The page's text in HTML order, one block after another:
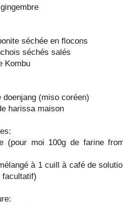
séchée en flocons
séchés salés
Kombu
doenjang (miso coréen)
harissa maison
(pour moi 100g de farine
à 1 cuill à café de
facultatif)